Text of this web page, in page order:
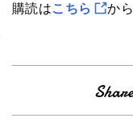
購読はこちら から